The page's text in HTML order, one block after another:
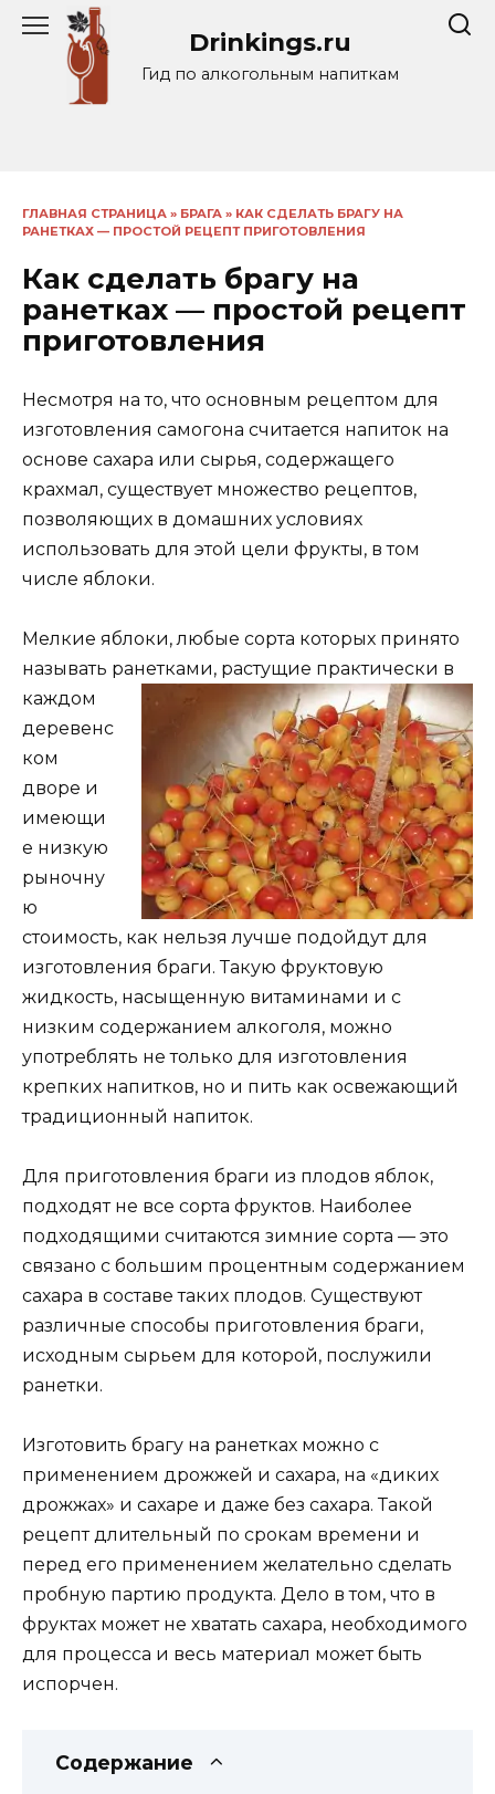
Перейти
содержанию
Drinkings.ru
Гид по алкогольным напиткам
ГЛАВНАЯ СТРАНИЦА » БРАГА » КАК СДЕЛАТЬ БРАГУ НА
РАНЕТКАХ — ПРОСТОЙ РЕЦЕПТ ПРИГОТОВЛЕНИЯ
Как сделать брагу на
ранетках — простой рецепт
приготовления
Несмотря на то, что основным рецептом для
изготовления самогона считается напиток на
основе сахара или сырья, содержащего
крахмал, существует множество рецептов,
позволяющих в домашних условиях
использовать для этой цели фрукты, в том
числе яблоки.
Мелкие яблоки, любые сорта которых принято
называть ранетками, растущие практически в
каждом
деревенс
ком
дворе и
имеющи
е низкую
рыночну
ю
стоимость, как нельзя лучше подойдут для
изготовления браги. Такую фруктовую
жидкость, насыщенную витаминами и с
низким содержанием алкоголя, можно
употреблять не только для изготовления
крепких напитков, но и пить как освежающий
традиционный напиток.
Для приготовления браги из плодов яблок,
подходят не все сорта фруктов. Наиболее
подходящими считаются зимние сорта — это
связано с большим процентным содержанием
сахара в составе таких плодов. Существуют
различные способы приготовления браги,
исходным сырьем для которой, послужили
ранетки.
Изготовить брагу на ранетках можно с
применением дрожжей и сахара, на «диких
дрожжах» и сахаре и даже без сахара. Такой
рецепт длительный по срокам времени и
перед его применением желательно сделать
пробную партию продукта. Дело в том, что в
фруктах может не хватать сахара, необходимого
для процесса и весь материал может быть
испорчен.
Содержание